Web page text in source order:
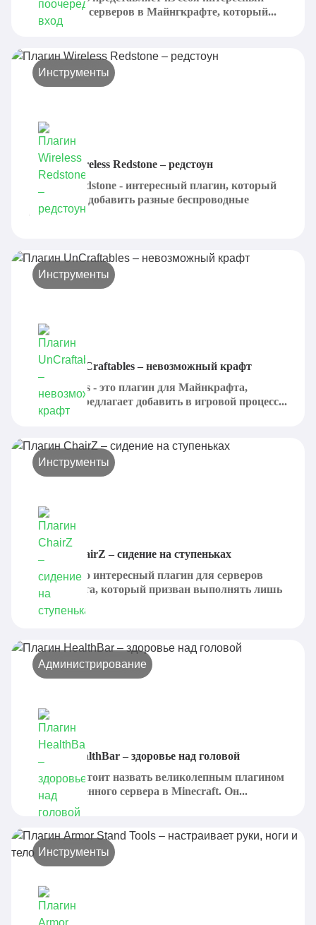
плагин для серверов в Майнгкрафте, который...
Инструменты
Плагин Wireless Redstone – редстоун
Wireless Redstone - интересный плагин, который
предлагает добавить разные беспроводные
схемы,...
Инструменты
Плагин UnCraftables – невозможный крафт
Uncraftables - это плагин для Майнкрафта,
который предлагает добавить в игровой процесс...
Инструменты
Плагин ChairZ – сидение на ступеньках
ChairZ - это интересный плагин для серверов
Майнкрафта, который призван выполнять лишь
Администрирование
Плагин HealthBar – здоровье над головой
HealthBar стоит назвать великолепным плагином
для собственного сервера в Minecraft. Он...
Инструменты